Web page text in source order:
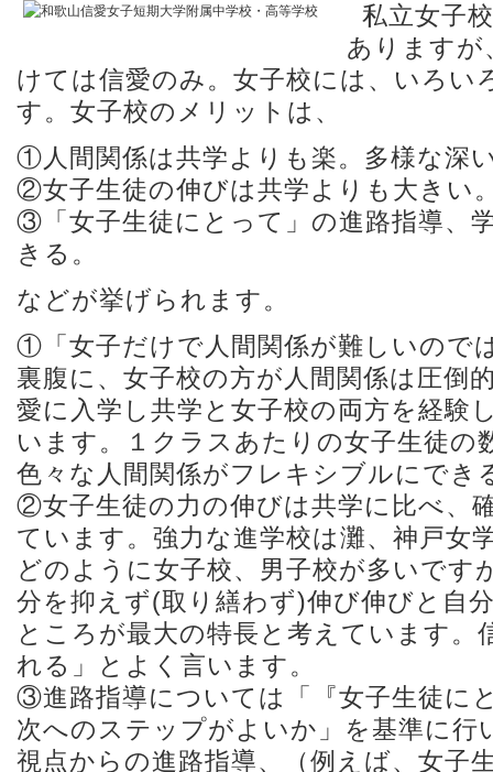
私立女子
ありますが
けては信愛のみ。女子校には、いろい
す。女子校のメリットは、
①人間関係は共学よりも楽。多様な深
②女子生徒の伸びは共学よりも大きい
③「女子生徒にとって」の進路指導、
きる。
などが挙げられます。
①「女子だけで人間関係が難しいので
裏腹に、女子校の方が人間関係は圧倒
愛に入学し共学と女子校の両方を経験
います。１クラスあたりの女子生徒の
色々な人間関係がフレキシブルにでき
②女子生徒の力の伸びは共学に比べ、
ています。強力な進学校は灘、神戸女
どのように女子校、男子校が多いです
分を抑えず(取り繕わず)伸び伸びと自
ところが最大の特長と考えています。
れる」とよく言います。
③進路指導については「『女子生徒に
次へのステップがよいか」を基準に行
視点からの進路指導、（例えば、女子